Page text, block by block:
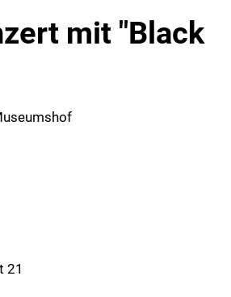
mit "Black
21